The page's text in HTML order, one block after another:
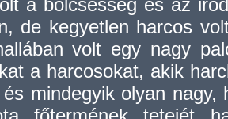
a bölcsesség és az
de kegyetlen harcos
volt egy nagy
a harcosokat, akik
mindegyik olyan